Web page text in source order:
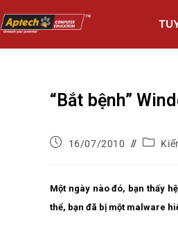
“Bắt bệnh”
16/07/2010
Một ngày nào đó, bạn thấy
thể, bạn đã bị một malware